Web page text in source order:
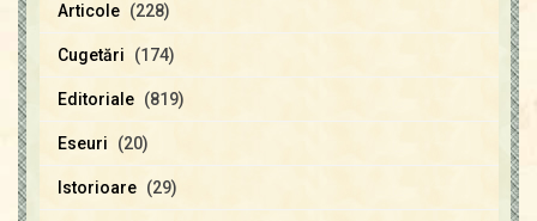
Articole (228)
Cugetări (174)
Editoriale (819)
Eseuri (20)
Istorioare (29)